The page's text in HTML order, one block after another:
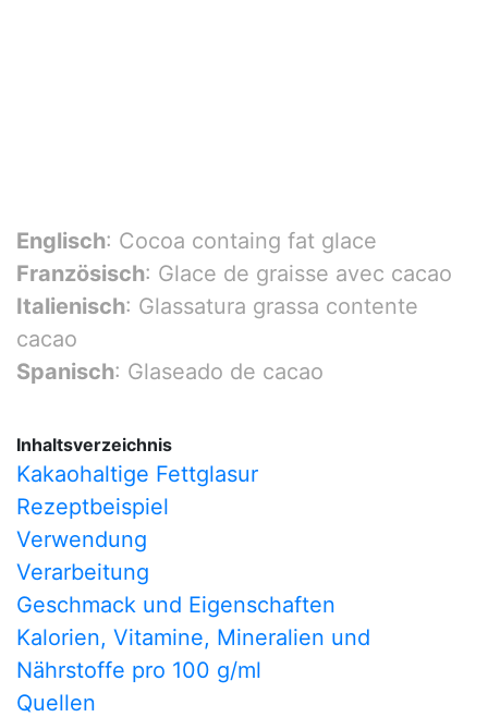
Englisch: Cocoa containg fat glace
Französisch: Glace de graisse avec cacao
Italienisch: Glassatura grassa contente
cacao
Spanisch: Glaseado de cacao
Inhaltsverzeichnis
Kakaohaltige Fettglasur
Rezeptbeispiel
Verwendung
Verarbeitung
Geschmack und Eigenschaften
Kalorien, Vitamine, Mineralien und
Nährstoffe pro 100 g/ml
Quellen